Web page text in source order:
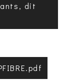
dit